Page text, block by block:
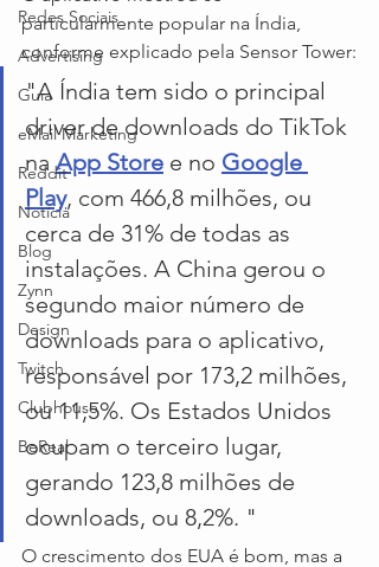
Redes Sociais
Advertising
Guia
eMail Marketing
Reddit
Notícia
Blog
Zynn
Design
Twitch
Clubhouse
BeReal
particularmente popular na Índia,
conforme explicado pela Sensor Tower:
"A Índia tem sido o principal
driver de downloads do TikTok
na App Store e no Google
Play, com 466,8 milhões, ou
cerca de 31% de todas as
instalações. A China gerou o
segundo maior número de
downloads para o aplicativo,
responsável por 173,2 milhões,
ou 11,5%. Os Estados Unidos
ocupam o terceiro lugar,
gerando 123,8 milhões de
downloads, ou 8,2%. "
O crescimento dos EUA é bom, mas a